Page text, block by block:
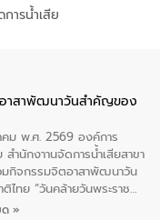
ารน้ำเสีย
าสาพัฒนาวันสําคัญของ
ม พ.ศ. 2569 องค์การ
สำนักงาานจัดการน้ำเสียสาขา
มกิจกรรมจิตอาสาพัฒนาวัน
ไทย “วันคล้ายวันพระราช
ระนางเจ้าสิริกิติ์พระบรม
ด »